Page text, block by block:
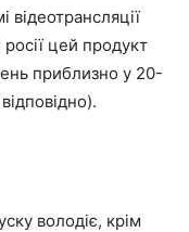
відеотрансляції
цей продукт
приблизно у 20-
володіє, крім